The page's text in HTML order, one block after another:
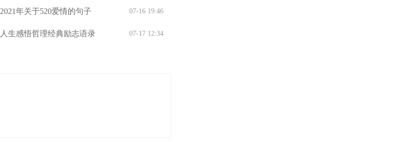
2021年关于520爱情的句子 07-16 19:46
人生感悟哲理经典励志语录 07-17 12:34